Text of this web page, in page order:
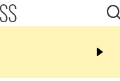
14:23
massif de migrants, la